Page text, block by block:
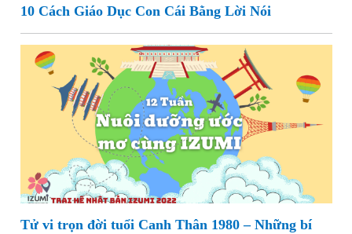
10 Cách Giáo Dục Con Cái Bằng Lời Nói
Tử vi trọn đời tuổi Canh Thân 1980 – Những bí